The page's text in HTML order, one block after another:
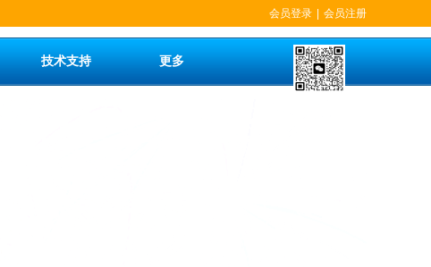
技术支持 更多
会员登录 会员注册